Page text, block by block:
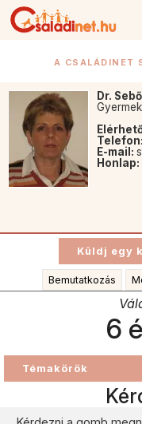
A CSALÁDINET
Dr.
Telefon:
E-mail:
Honlap:
Bemutatkozás
6
Témakörök